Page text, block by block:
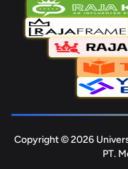
Copyright © 2026
PT.